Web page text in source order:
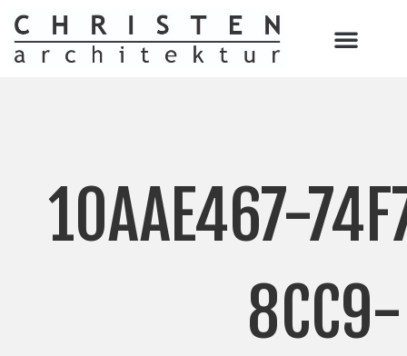
10AAE467-
8CC9-